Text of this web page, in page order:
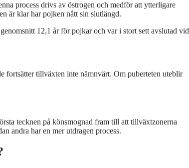
process drivs av östrogen och medför att ytterligare
är klar har pojken nått sin slutlängd.
12,1 år för pojkar och var i stort sett avslutad vid
fortsätter tillväxten inte nämnvärt. Om puberteten uteblir
tecknen på könsmognad fram till att tillväxtzonerna
andra har en mer utdragen process.